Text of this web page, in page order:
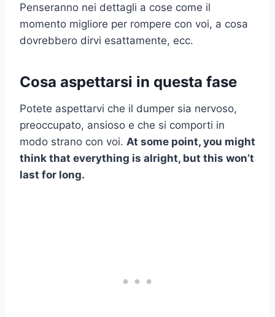
Penseranno nei dettagli a cose come il
momento migliore per rompere con voi, a cosa
dovrebbero dirvi esattamente, ecc.
Cosa aspettarsi in questa fase
Potete aspettarvi che il dumper sia nervoso,
preoccupato, ansioso e che si comporti in
modo strano con voi. At some point, you might
think that everything is alright, but this won’t
last for long.